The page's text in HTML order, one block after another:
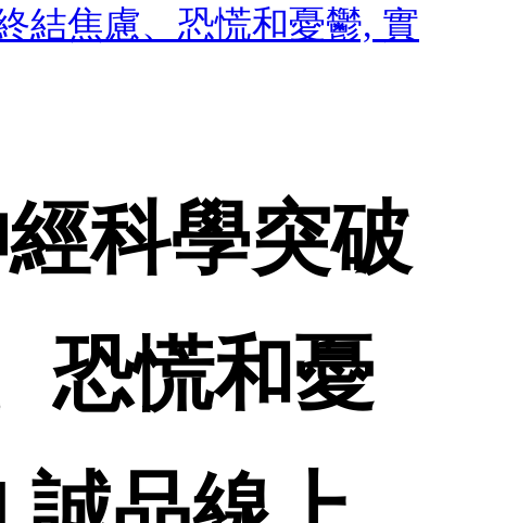
結焦慮、恐慌和憂鬱, 實
科學突破
恐慌和憂